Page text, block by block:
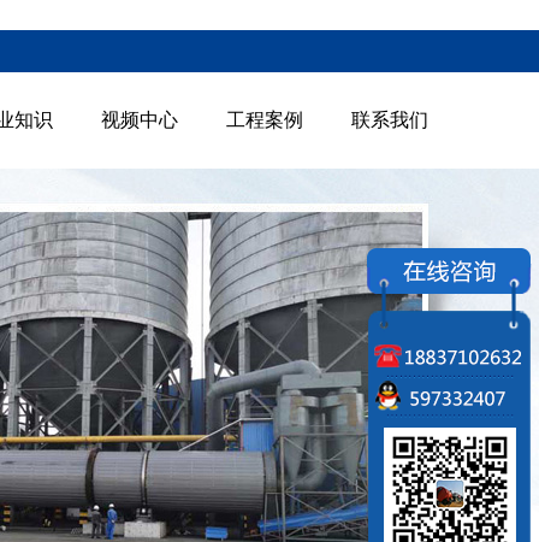
知识 视频中心 工程案例 联系我们